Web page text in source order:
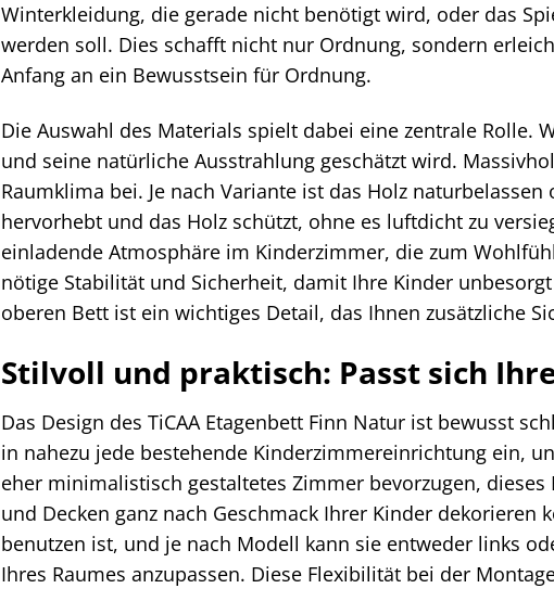
Winterkleidung, die gerade nicht benötigt wird, oder das
werden soll. Dies schafft nicht nur Ordnung, sondern
Anfang an ein Bewusstsein für Ordnung.
Die Auswahl des Materials spielt dabei eine zentrale Rolle.
und seine natürliche Ausstrahlung geschätzt wird.
Raumklima bei. Je nach Variante ist das Holz
hervorhebt und das Holz schützt, ohne es luftdicht zu
einladende Atmosphäre im Kinderzimmer, die zum
nötige Stabilität und Sicherheit, damit Ihre Kinder
oberen Bett ist ein wichtiges Detail, das Ihnen zusätzliche
Stilvoll und praktisch: Passt sich
Das Design des TiCAA Etagenbett Finn Natur ist bewusst
in nahezu jede bestehende Kinderzimmereinrichtung ein,
eher minimalistisch gestaltetes Zimmer bevorzugen,
und Decken ganz nach Geschmack Ihrer Kinder
benutzen ist, und je nach Modell kann sie entweder links
Ihres Raumes anzupassen. Diese Flexibilität bei der